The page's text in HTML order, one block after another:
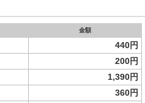
金額
440円
200円
1,390円
360円